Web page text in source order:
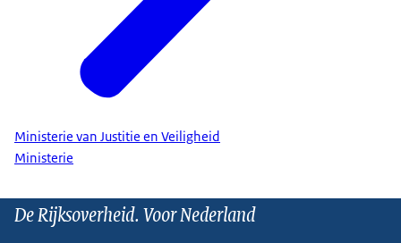
Ministerie van Justitie en Veiligheid
Ministerie
De Rijksoverheid. Voor Nederland